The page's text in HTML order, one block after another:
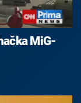
MiG-